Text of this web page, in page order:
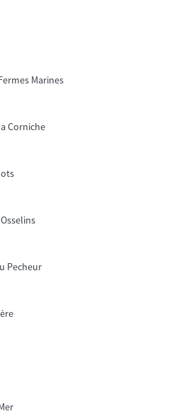
Marines
Corniche
Pecheur